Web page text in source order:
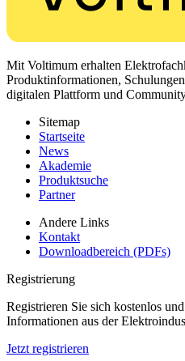
Mit Voltimum erhalten
Produktinformationen,
digitalen Plattform und
Sitemap
Startseite
News
Akademie
Produktsuche
Partner
Andere Links
Kontakt
Downloadbereich (PDFs)
Registrierung
Registrieren Sie sich kostenlos
Informationen aus der
Jetzt registrieren